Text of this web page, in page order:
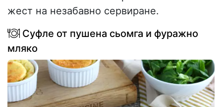
жест на незабавно сервиране.
Суфле от пушена сьомга и фуражно
мляко